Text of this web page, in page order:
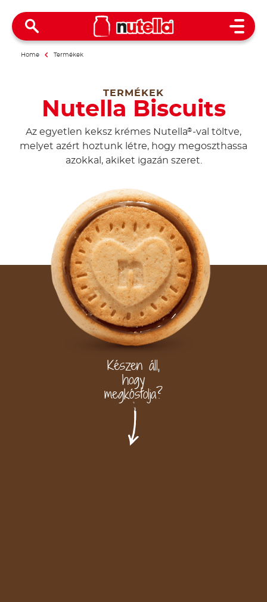
Open
Home Termékek
TERMÉKEK
Nutella Biscuits
Az egyetlen keksz krémes Nutella® -val töltve,
melyet azért hoztunk létre, hogy megoszthassa
azokkal, akiket igazán szeret.